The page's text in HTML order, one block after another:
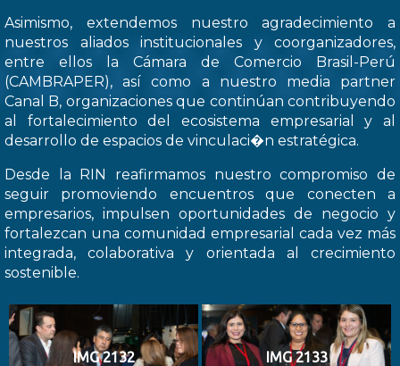
Asimismo, extendemos nuestro agradecimiento a
nuestros aliados institucionales y coorganizadores,
entre ellos la Cámara de Comercio Brasil-Perú
(CAMBRAPER), así como a nuestro media partner
Canal B, organizaciones que continúan contribuyendo
al fortalecimiento del ecosistema empresarial y al
desarrollo de espacios de vinculaci�n estratégica.
Desde la RIN reafirmamos nuestro compromiso de
seguir promoviendo encuentros que conecten a
empresarios, impulsen oportunidades de negocio y
fortalezcan una comunidad empresarial cada vez más
integrada, colaborativa y orientada al crecimiento
sostenible.
IMG 2132 IMG 2133